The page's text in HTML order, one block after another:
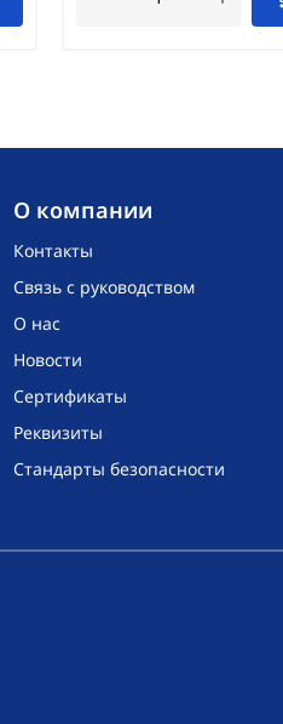
O компании
Контакты
Связь с руководством
О нас
Новости
Сертификаты
Реквизиты
Стандарты безопасности